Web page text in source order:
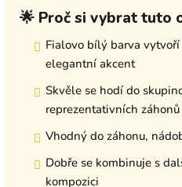
🌟 Proč si vybrat tuto
Fialovo bílý barva
elegantní akcent
Skvěle se hodí do
reprezentativních záhonů
Vhodný do záhonu,
Dobře se kombinuje s
kompozici